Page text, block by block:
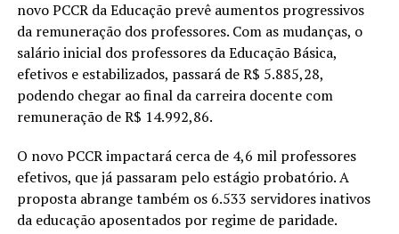
novo PCCR da Educação prevê aumentos progressivos
da remuneração dos professores. Com as mudanças, o
salário inicial dos professores da Educação Básica,
efetivos e estabilizados, passará de R$ 5.885,28,
podendo chegar ao final da carreira docente com
remuneração de R$ 14.992,86.
O novo PCCR impactará cerca de 4,6 mil professores
efetivos, que já passaram pelo estágio probatório. A
proposta abrange também os 6.533 servidores inativos
da educação aposentados por regime de paridade.